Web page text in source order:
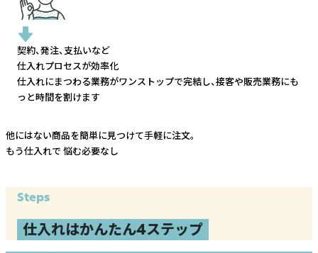
契約、発注、支払いなど
仕入れプロセスが効率化
仕入れにまつわる業務がワンストップで完結し、接客や販売業務にも
っと時間を割けます
他にはない商品を簡単に見つけて手軽に注文。
もう仕入れで 悩む必要なし
Steps
仕入れはかんたん4ステップ